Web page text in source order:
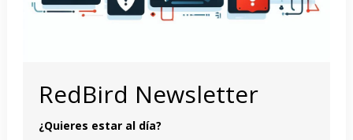
RedBird Newsletter
¿Quieres estar al día?